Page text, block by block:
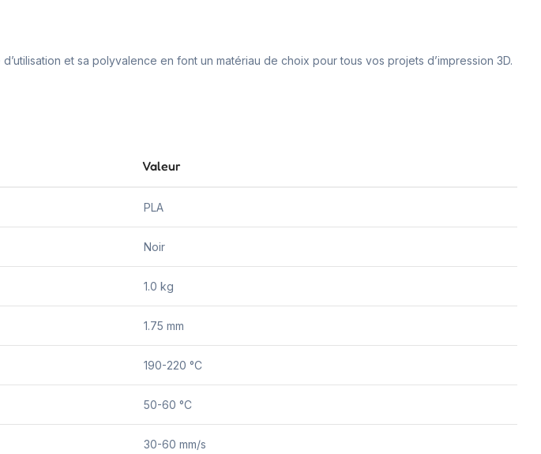
et sa polyvalence en font un matériau de choix pour tous vos projets d’impression 3D.
Valeur
PLA
Noir
1.0 kg
1.75 mm
190-220 °C
50-60 °C
30-60 mm/s